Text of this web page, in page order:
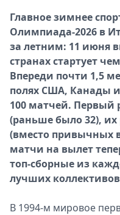
Звезды
Выборы
2026
Скачай
Metro
Главное зимнее
Олимпиада-2026 в
за летним: 11 июня
странах стартует
Впереди почти 1,5
полях США, Канады
100 матчей. Первый
(раньше было 32), их
(вместо привычных
матчи на вылет
топ-сборные из
лучших коллективов
В 1994-м мировое